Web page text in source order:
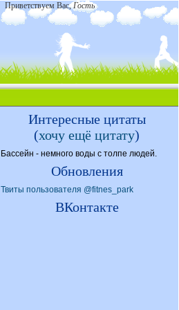
Приветствуем Вас,Гость
Интересные цитаты
(хочу ещё цитату)
Бассейн - немного воды с толпе людей.
Обновления
Твиты пользователя @fitnes_park
ВКонтакте